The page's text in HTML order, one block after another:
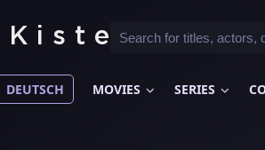
Kiste
DEUTSCH MOVIES SERIES